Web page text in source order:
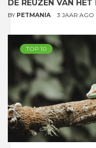
DE REUZEN VAN HET
BY PETMANIA 3 JAAR AGO
TOP 10